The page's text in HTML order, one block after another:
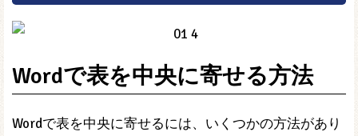
Wordで表を中央に寄せる方法
Wordで表を中央に寄せるには、いくつかの方法があり